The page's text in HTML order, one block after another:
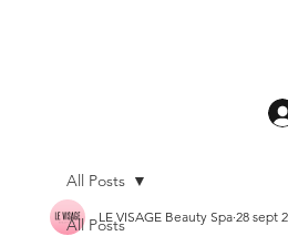
All Posts
All Posts
LE VISAGE Beauty Spa 28 sept